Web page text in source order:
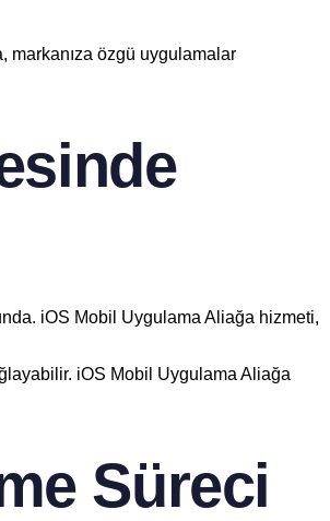
markanıza özgü uygulamalar
iOS Mobil Uygulama Aliağa hizmeti,
iOS Mobil Uygulama Aliağa
Süreci